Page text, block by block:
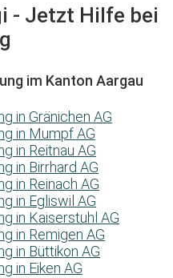
- Jetzt Hilfe bei
im Kanton Aargau
in Gränichen AG
in Mumpf AG
in Reitnau AG
in Birrhard AG
in Reinach AG
in Egliswil AG
in Kaiserstuhl AG
in Remigen AG
in Büttikon AG
in Eiken AG